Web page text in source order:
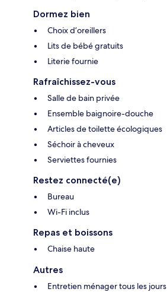
Dormez bien
Choix d’oreillers
Lits de bébé gratuits
Literie fournie
Rafraîchissez-vous
Salle de bain privée
Ensemble baignoire-douche
Articles de toilette écologiques
Séchoir à cheveux
Serviettes fournies
Restez connecté(e)
Bureau
Wi-Fi inclus
Repas et boissons
Chaise haute
Autres
Entretien ménager tous les jours